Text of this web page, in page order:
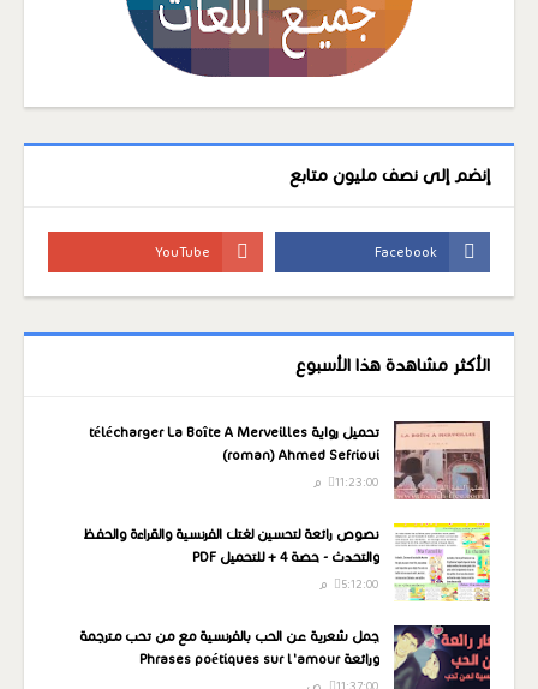
إنضم إلى نصف مليون متابع
الأكثر مشاهدة هذا الأسبوع
تحميل رواية télécharger La Boîte A Merveilles
(roman) Ahmed Sefrioui
11:23:00 م
نصوص رائعة لتحسين لغتك الفرنسية والقراءة والحفظ
والتحدث - حصة 4 + للتحميل PDF
5:12:00 م
جمل شعرية عن الحب بالفرنسية مع من تحب مترجمة
ورائعة Phrases poétiques sur l'amour